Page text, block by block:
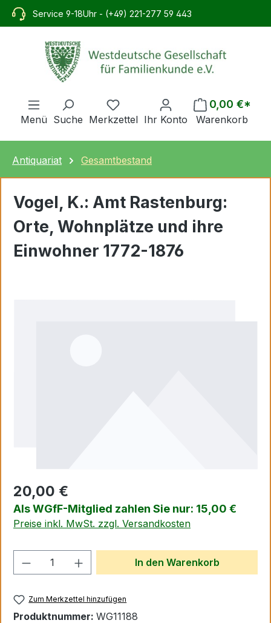
springen
Service 9-18Uhr - (+49) 221-277 59 443
Menü Suche Merkzettel Ihr Konto
0,00 €*
Warenkorb
Antiquariat Gesamtbestand
Vogel, K.: Amt Rastenburg:
Orte, Wohnplätze und ihre
Einwohner 1772-1876
20,00 €
Als WGfF-Mitglied zahlen Sie nur: 15,00 €
Preise inkl. MwSt. zzgl. Versandkosten
Produkt Anzahl: Gib denIn den Warenkorb
Zum Merkzettel hinzufügen
Produktnummer: WG11188